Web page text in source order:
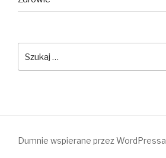
Dumnie wspierane przez WordPressa